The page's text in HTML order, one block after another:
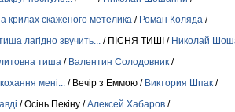
крилах скаженого метелика / Роман Коляда /
лагідно звучить... / ПІСНЯ ТИШІ / Николай
тиша / Валентин Солодовник /
мені... / Вечір з Еммою / Виктория Шпак /
/ Осінь Пекіну /Алексей Хабаров /